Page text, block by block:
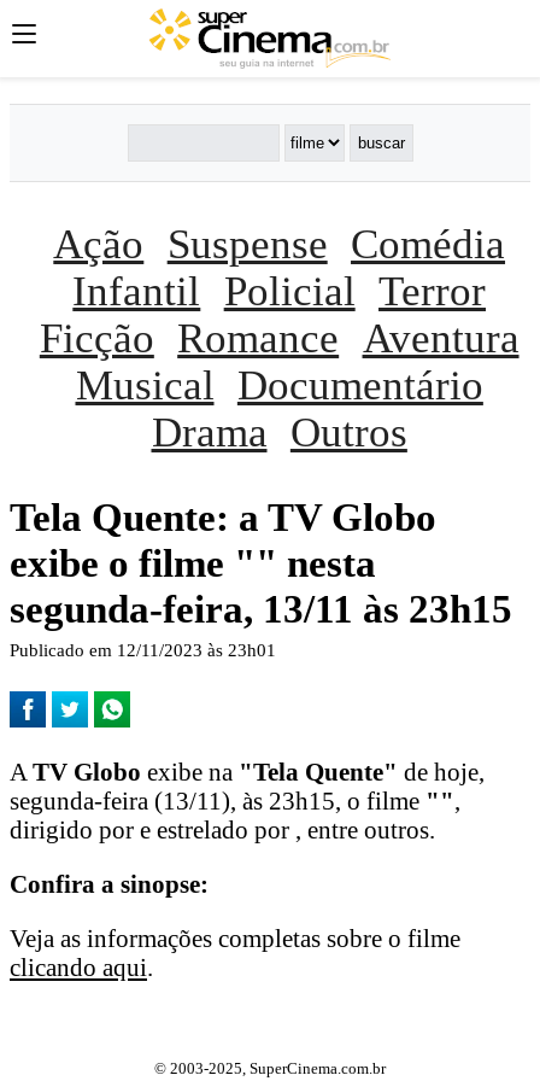
Ação Suspense Comédia
Infantil
Policial Terror
Ficção Romance Aventura
Musical
Documentário
Drama Outros
Tela Quente: a TV Globo
exibe o filme "" nesta
segunda-feira, 13/11 às 23h15
Publicado em 12/11/2023 às 23h01
A TV Globo exibe na "Tela Quente" de hoje,
segunda-feira (13/11), às 23h15, o filme "",
dirigido por e estrelado por , entre outros.
Confira a sinopse:
Veja as informações completas sobre o filme
clicando aqui.
© 2003-2025, SuperCinema.com.br